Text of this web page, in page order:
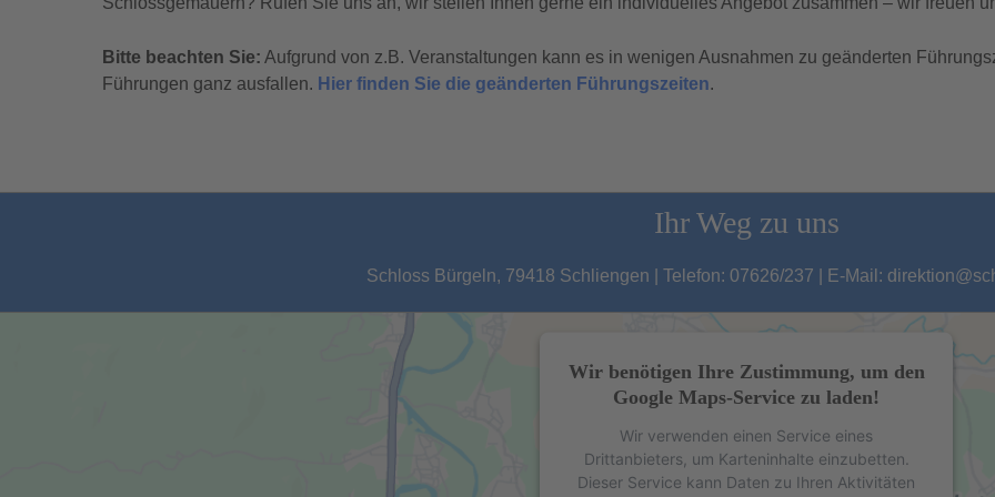
Bitte beachten Sie: Aufgrund von z.B. Veranstaltungen kann es in wenigen Ausnahmen zu geänderten
Führungen ganz ausfallen. Hier finden Sie die geänderten Führungszeiten.
Ihr Weg zu uns
Schloss Bürgeln, 79418 Schliengen | Telefon: 07626/237 | E-Mail:
Wir benötigen Ihre Zustimmung, um den
Google Maps-Service zu laden!
Wir verwenden einen Service eines
Drittanbieters, um Karteninhalte einzubetten.
Dieser Service kann Daten zu Ihren Aktivitäten